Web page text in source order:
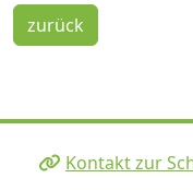
zurück
Kontakt zur